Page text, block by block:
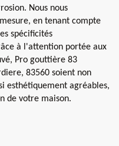
Nous nous
en tenant compte
spécificités
à l'attention portée aux
Pro gouttière 83
83560 soient non
esthétiquement agréables,
de votre maison.